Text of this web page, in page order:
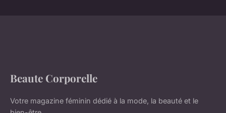
Beaute Corporelle
Votre magazine féminin dédié à la mode, la beauté et le